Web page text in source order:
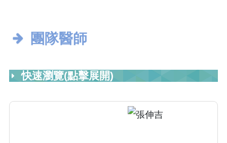
團隊醫師
快速瀏覽(點擊展開)